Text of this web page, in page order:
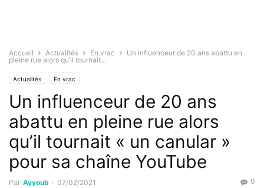
Accueil Actualités En vrac
Un influenceur de 20 ans abattu en
pleine rue alors qu’il tournait...
Actualités En vrac
Un influenceur de 20 ans
abattu en pleine rue alors
qu’il tournait « un canular »
pour sa chaîne YouTube
Par Ayyoub - 07/02/2021 0